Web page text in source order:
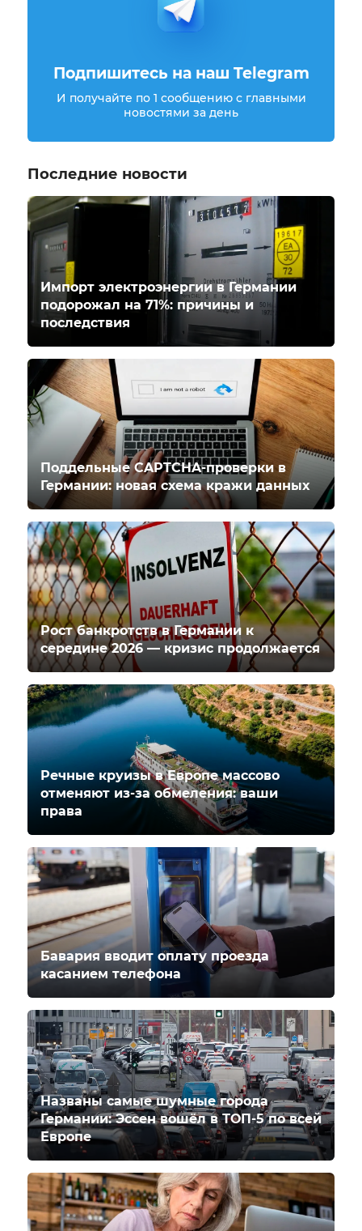
Подпишитесь на наш Telegram
И получайте по 1 сообщению с главными
новостями за день
Последние новости
Импорт электроэнергии в Германии
подорожал на 71%: причины и
последствия
Поддельные CAPTCHA-проверки в
Германии: новая схема кражи данных
Рост банкротств в Германии к
середине 2026 — кризис продолжается
Речные круизы в Европе массово
отменяют из-за обмеления: ваши
права
Бавария вводит оплату проезда
касанием телефона
Названы самые шумные города
Германии: Эссен вошёл в ТОП-5 по всей
Европе